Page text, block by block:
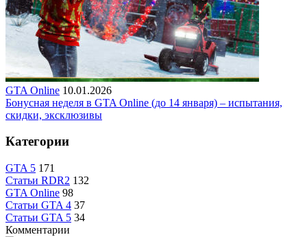
GTA Online 10.01.2026
Бонусная неделя в GTA Online (до 14 января) – испытания,
скидки, эксклюзивы
Категории
GTA 5 171
Статьи RDR2 132
GTA Online 98
Статьи GTA 4 37
Статьи GTA 5 34
Комментарии